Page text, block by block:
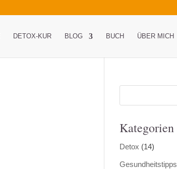
DETOX-KUR BLOG BUCH ÜBER MICH
Kategorien
Detox (14)
Gesundheitstipps